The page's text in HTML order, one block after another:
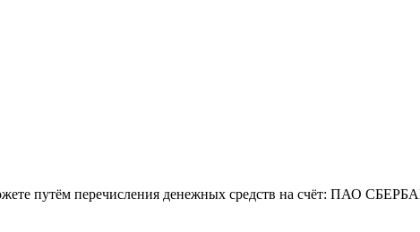
путём перечисления денежных средств на счёт: ПАО